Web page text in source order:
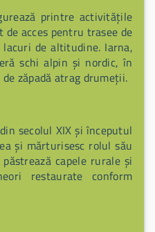
printre activitățile
de acces pentru trasee de
de altitudine. Iarna,
schi alpin și nordic, în
zăpadă atrag drumeții.
secolul XIX și începutul
și mărturisesc rolul său
capele rurale și
restaurate conform